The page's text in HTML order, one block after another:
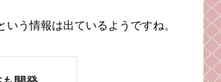
う情報は出ているようですね。